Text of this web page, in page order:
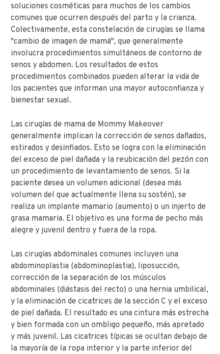
soluciones cosméticas para muchos de los cambios
comunes que ocurren después del parto y la crianza.
Colectivamente, esta constelación de cirugías se llama
"cambio de imagen de mamá", que generalmente
involucra procedimientos simultáneos de contorno de
senos y abdomen. Los resultados de estos
procedimientos combinados pueden alterar la vida de
los pacientes que informan una mayor autoconfianza y
bienestar sexual.
Las cirugías de mama de Mommy Makeover
generalmente implican la corrección de senos dañados,
estirados y desinflados. Esto se logra con la eliminación
del exceso de piel dañada y la reubicación del pezón con
un procedimiento de levantamiento de senos. Si la
paciente desea un volumen adicional (desea más
volumen del que actualmente llena su sostén), se
realiza un implante mamario (aumento) o un injerto de
grasa mamaria. El objetivo es una forma de pecho más
alegre y juvenil dentro y fuera de la ropa.
Las cirugías abdominales comunes incluyen una
abdominoplastia (abdominoplastia), liposucción,
corrección de la separación de los músculos
abdominales (diástasis del recto) o una hernia umbilical,
y la eliminación de cicatrices de la sección C y el exceso
de piel dañada. El resultado es una cintura más estrecha
y bien formada con un ombligo pequeño, más apretado
y más juvenil. Las cicatrices típicas se ocultan debajo de
la mayoría de la ropa interior y la parte inferior del